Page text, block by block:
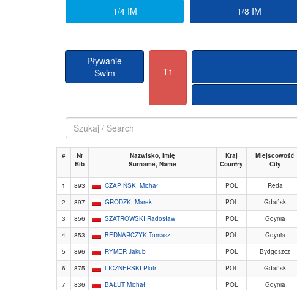
1/4 IM 1/8 IM
Pływanie
Swim
T1
#
Nr
Bib
Nazwisko, imię
Surname, Name
Kraj
Country
Miejscowość
City
1
893 CZAPIŃSKI Michał POL Reda
2
897 GRODZKI Marek POL Gdańsk
3
856 SZATROWSKI Radosław POL Gdynia
4
853 BEDNARCZYK Tomasz POL Gdynia
5
896 RYMER Jakub POL Bydgoszcz
6
875 LICZNERSKI Piotr POL Gdańsk
7
836 BAŁUT Michał POL Gdynia